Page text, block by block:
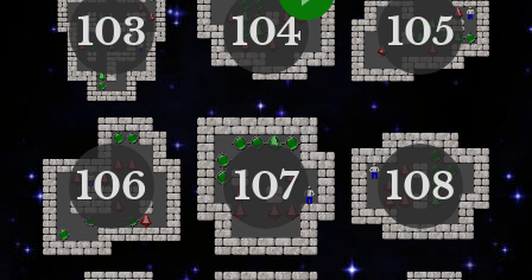
103 104 105
106 107 108